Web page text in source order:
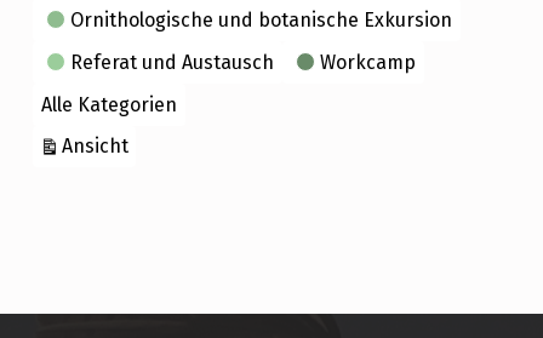
Ornithologische und botanische Exkursion
Referat und Austausch
Workcamp
Alle Kategorien
Ansichtausdrucken